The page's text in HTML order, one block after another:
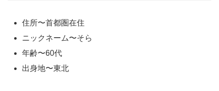
住所〜首都圏在住
ニックネーム〜そら
年齢〜60代
出身地〜東北